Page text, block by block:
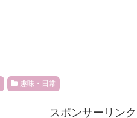
趣味・日常
スポンサーリンク